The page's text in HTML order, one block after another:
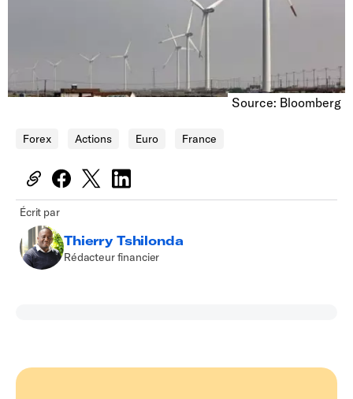
Source: Bloomberg
Forex Actions Euro France
Écrit par
Thierry Tshilonda
Rédacteur financier